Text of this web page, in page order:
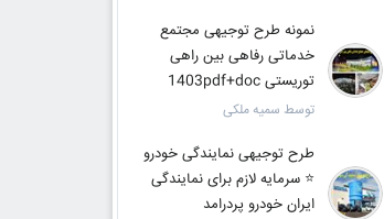
نمونه طرح توجیهی مجتمع
خدماتی رفاهی بین راهی
توریستی 1403pdf+doc
توسط سمیه ملکی
طرح توجیهی نمایندگی خودرو
⭐️ سرمایه لازم برای نمایندگی
ایران خودرو پردرامد